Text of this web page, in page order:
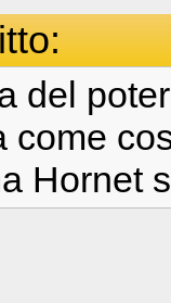
del
come
Hornet